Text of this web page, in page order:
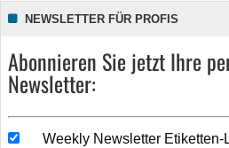
NEWSLETTER FÜR PROFIS
Abonnieren Sie jetzt Ihre
Newsletter:
Weekly Newsletter Etiketten-